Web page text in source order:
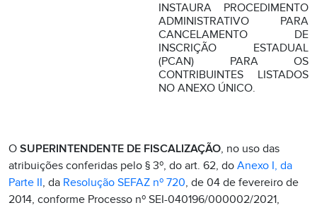
INSTAURA PROCEDIMENTO
ADMINISTRATIVO PARA
CANCELAMENTO DE
INSCRIÇÃO ESTADUAL
(PCAN) PARA OS
CONTRIBUINTES LISTADOS
NO ANEXO ÚNICO.
O SUPERINTENDENTE DE FISCALIZAÇÃO, no uso das
atribuições conferidas pelo § 3º, do art. 62, do Anexo I, da
Parte II, da Resolução SEFAZ nº 720, de 04 de fevereiro de
2014, conforme Processo nº SEI-040196/000002/2021,